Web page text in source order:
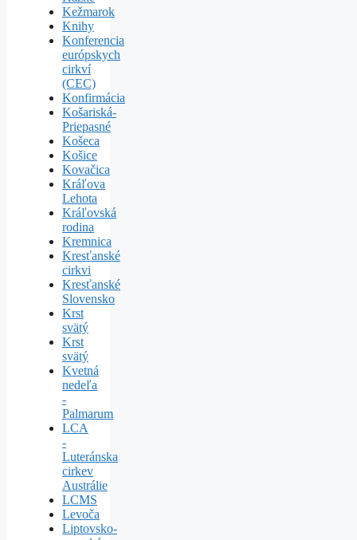
Kežmarok
Knihy
Konferencia
európskych
cirkví
(CEC)
Konfirmácia
Košariská-
Priepasné
Košeca
Košice
Kovačica
Kráľova
Lehota
Kráľovská
rodina
Kremnica
Kresťanské
cirkvi
Kresťanské
Slovensko
Krst
svätý
Krst
svätý
Kvetná
nedeľa
-
Palmarum
LCA
-
Luteránska
cirkev
Austrálie
LCMS
Levoča
Liptovsko-